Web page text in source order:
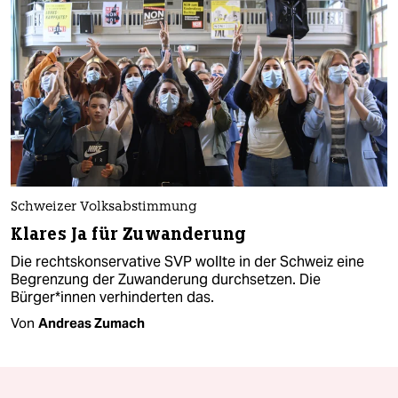
Schweizer Volksabstimmung
Klares Ja für Zuwanderung
Die rechtskonservative SVP wollte in der Schweiz eine
Begrenzung der Zuwanderung durchsetzen. Die
Bürger*innen verhinderten das.
Von Andreas Zumach